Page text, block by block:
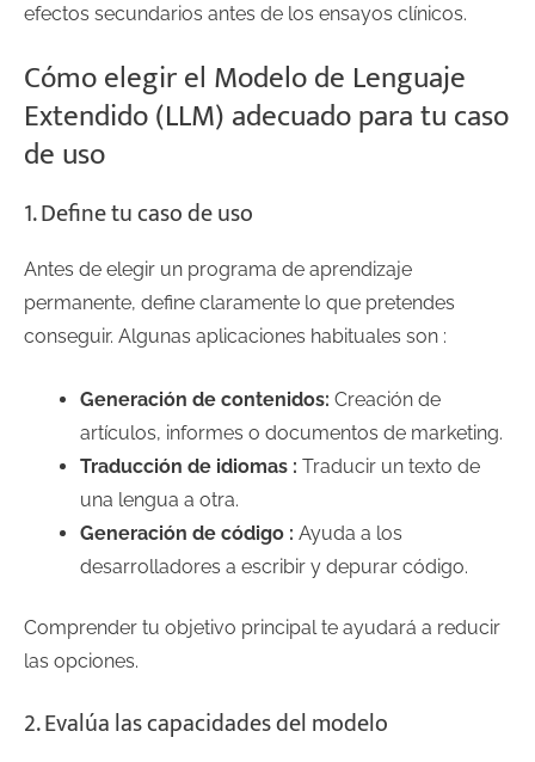
efectos secundarios antes de los ensayos clínicos.
Cómo elegir el Modelo de Lenguaje
Extendido (LLM) adecuado para tu caso
de uso
1. Define tu caso de uso
Antes de elegir un programa de aprendizaje
permanente, define claramente lo que pretendes
conseguir. Algunas aplicaciones habituales son :
Generación de contenidos: Creación de
artículos, informes o documentos de marketing.
Traducción de idiomas : Traducir un texto de
una lengua a otra.
Generación de código : Ayuda a los
desarrolladores a escribir y depurar código.
Comprender tu objetivo principal te ayudará a reducir
las opciones.
2. Evalúa las capacidades del modelo